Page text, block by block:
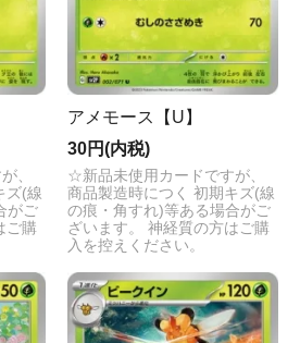
、
ズ(線
がご
ご購
アメモース【U】
30円(内税)
☆新品未使用カードですが、
商品製造時につく 初期キズ(線
の痕・角すれ)等ある場合がご
ざいます。 神経質の方はご購
入を控えください。